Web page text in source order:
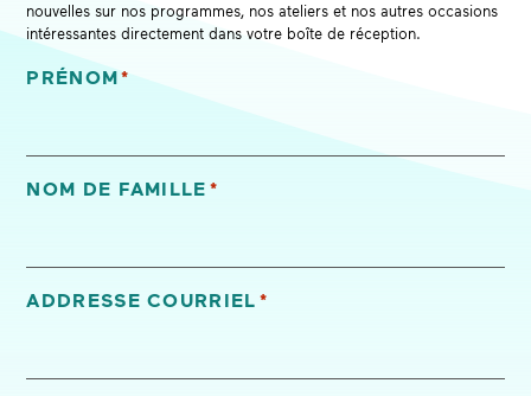
nouvelles sur nos programmes, nos ateliers et nos autres occasions
intéressantes directement dans votre boîte de réception.
PRÉNOM *
NOM DE FAMILLE *
ADDRESSE COURRIEL *